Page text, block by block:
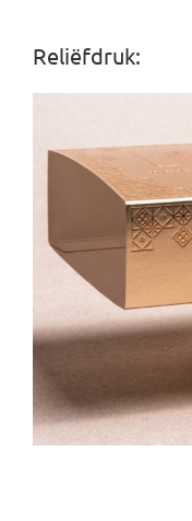
Reliëfdruk: